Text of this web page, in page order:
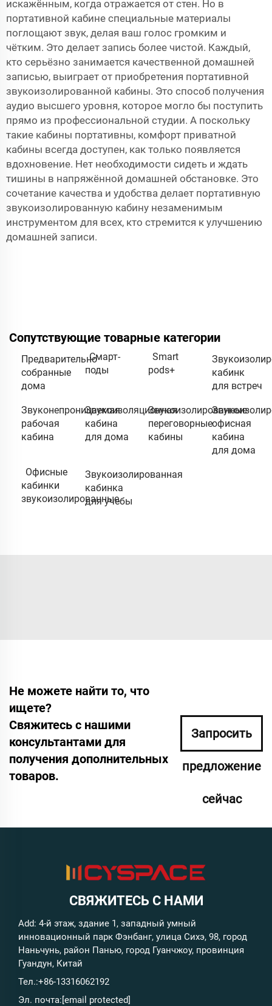
искажённым, когда отражается от стен. Но в
портативной кабине специальные материалы
поглощают звук, делая ваш голос громким и
чётким. Это делает запись более чистой. Каждый,
кто серьёзно занимается качественной домашней
записью, выиграет от приобретения портативной
звукоизолированной кабины. Это способ получения
аудио высшего уровня, которое могло бы поступить
прямо из профессиональной студии. А поскольку
такие кабины портативны, комфорт приватной
кабины всегда доступен, как только появляется
вдохновение. Нет необходимости сидеть и ждать
тишины в напряжённой домашней обстановке. Это
сочетание качества и удобства делает портативную
звукоизолированную кабину незаменимым
инструментом для всех, кто стремится к улучшению
домашней записи.
Сопутствующие товарные категории
Предварительно
собранные
дома
Смарт-
поды
Smart
pods+
кабинк
для встреч
Звуконепроницаемая
рабочая
кабина
Звукоизоляционная
кабина
для дома
Звукоизолированные
переговорные
кабины
офисная
кабина
для дома
Офисные
кабинки
звукоизолированные
Звукоизолированная
кабинка
для учебы
Не можете найти то, что
ищете?
Свяжитесь с нашими
консультантами для
получения дополнительных
товаров.
Запросить
предложение
сейчас
СВЯЖИТЕСЬ С НАМИ
Add: 4-й этаж, здание 1, западный умный
инновационный парк Фэнбанг, улица Сихэ, 98, город
Наньчунь, район Панью, город Гуанчжоу, провинция
Гуандун, Китай
Тел.:+86-13316062192
Эл. почта:[email protected]